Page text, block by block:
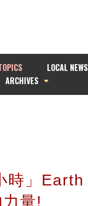
LOCAL NEWS
ARCHIVES
時」
量!